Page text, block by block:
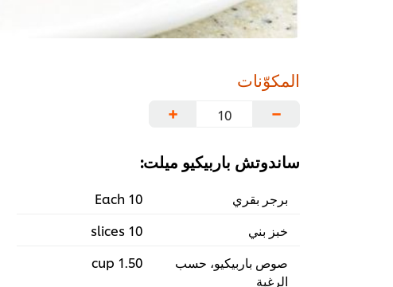
المكوّنات
−
+
ساندوتش باربيكيو ميلت:
برجر بقري
10 Each
خبز بني
10 slices
صوص باربيكيو، حسب
الرغبة
1.50 cup